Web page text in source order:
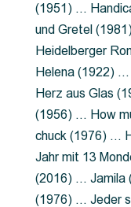
(1951) …
und Gretel
Heidelberger
Helena (1922)
Herz aus Glas
(1956) … How
chuck (1976) …
Jahr mit 13
(2016) … Jamila
(1976) … Jeder